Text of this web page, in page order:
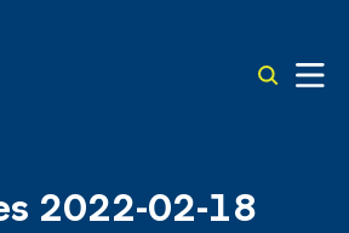
2022-02-18